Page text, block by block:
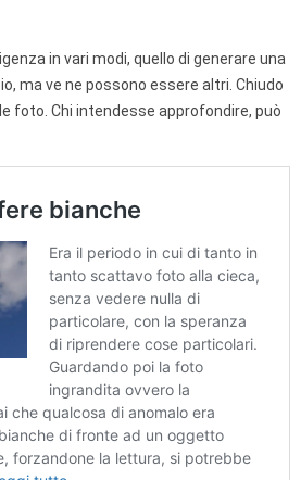
in vari modi, quello di generare una
ma ve ne possono essere altri. Chiudo
foto. Chi intendesse approfondire, può